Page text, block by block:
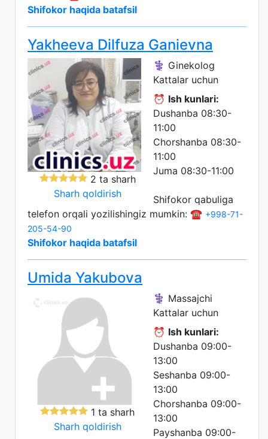
Shifokor haqida batafsil
Yakheeva Dilfuza Ganievna
2 ta sharh
Sharh qoldirish
⚕️ Ginekolog
Kattalar uchun
⏰ Ish kunlari:
Dushanba 08:30-
11:00
Chorshanba 08:30-
11:00
Juma 08:30-11:00
Shifokor qabuliga
telefon orqali yozilishingiz mumkin: ☎️ +998-71-
205-54-90
Shifokor haqida batafsil
Umida Yakubova
1 ta sharh
Sharh qoldirish
⚕️ Massajchi
Kattalar uchun
⏰ Ish kunlari:
Dushanba 09:00-
13:00
Seshanba 09:00-
13:00
Chorshanba 09:00-
13:00
Payshanba 09:00-